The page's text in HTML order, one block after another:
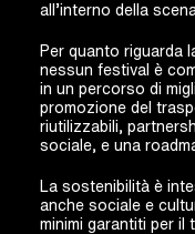
all’interno della
Per quanto riguarda
nessun festival è
in un percorso di
promozione del
riutilizzabili,
sociale, e una
La sostenibilità è
anche sociale e
minimi garantiti per il